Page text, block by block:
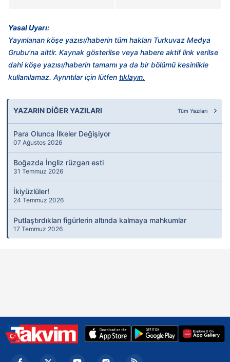
Yasal Uyarı:
Yayınlanan köşe yazısı/haberin tüm hakları Turkuvaz Medya
Grubu’na aittir. Kaynak gösterilse veya habere aktif link verilse
dahi köşe yazısı/haberin tamamı ya da bir bölümü kesinlikle
kullanılamaz. Ayrıntılar için lütfen tıklayın.
YAZARIN DİĞER YAZILARI Tüm Yazıları
Para Olunca İlkeler Değişiyor
07 Ağustos 2026
Boğazda İngliz rüzgarı esti
31 Temmuz 2026
İkiyüzlüler!
24 Temmuz 2026
Putlaştırdıkları figürlerin altında kalmaya mahkumlar
17 Temmuz 2026